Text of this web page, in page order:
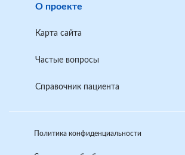
О проекте
Карта сайта
Частые вопросы
Справочник пациента
Политика конфиденциальности